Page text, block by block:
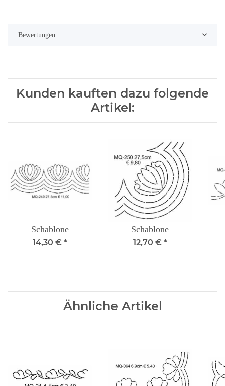
Bewertungen
Kunden kauften dazu folgende
Artikel:
Schablone
14,30 € *
Schablone
12,70 € *
Ähnliche Artikel